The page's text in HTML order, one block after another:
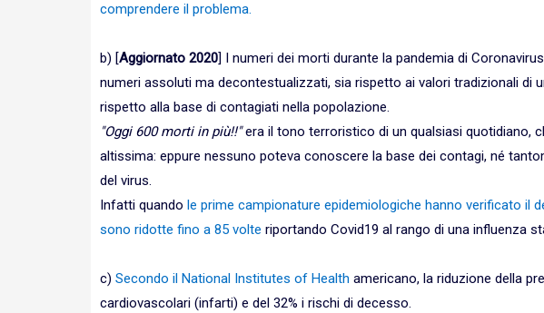
comprendere il problema.
b) [Aggiornato 2020] I numeri dei morti durante la pandemia di
numeri assoluti ma decontestualizzati, sia rispetto ai valori tradizionali di
rispetto alla base di contagiati nella popolazione.
"Oggi 600 morti in più!!"era il tono terroristico di un qualsiasi quotidiano,
altissima: eppure nessuno poteva conoscere la base dei contagi, né
del virus.
Infatti quando le prime campionature epidemiologiche hanno verificato il
sono ridotte fino a 85 volte riportando Covid19 al rango di una influenza
c) Secondo il National Institutes of Health americano, la riduzione della
cardiovascolari (infarti) e del 32% i rischi di decesso.